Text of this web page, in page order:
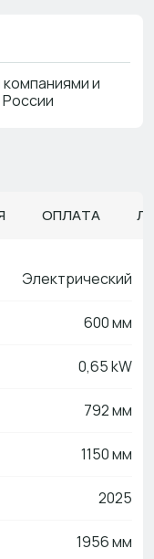
и
ОПЛАТА
Электрический
600 мм
0,65 kW
792 мм
1150 мм
2025
1956 мм